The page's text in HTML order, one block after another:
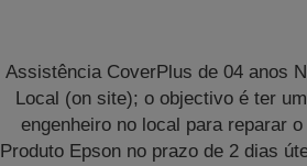
Assistência CoverPlus de 04 anos
Local (on site); o objectivo é ter um
engenheiro no local para reparar o
Produto Epson no prazo de 2 dias